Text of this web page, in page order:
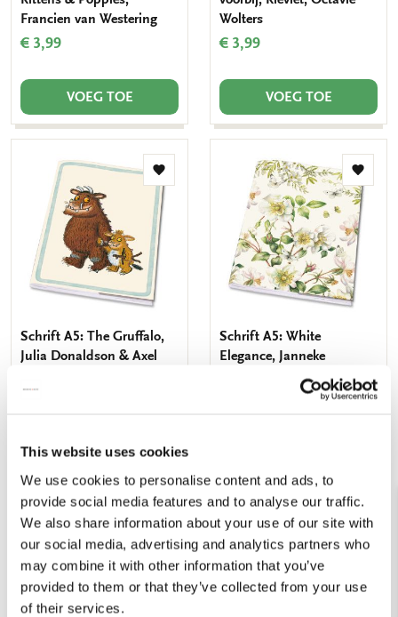
This website uses cookies
We use cookies to personalise content and ads, to
provide social media features and to analyse our traffic.
We also share information about your use of our site with
our social media, advertising and analytics partners who
may combine it with other information that you’ve
provided to them or that they’ve collected from your use
of their services.
Francien van Westering
€ 3,99
VOEG TOE
Wolters
€ 3,99
VOEG TOE
Toevoegen
aan
verlanglijst
Schrift A5: The Gruffalo,
Julia Donaldson & Axel
VOEG TOE
aan
Schrift A5: White
Elegance, Janneke
Brinkman-Salentijn
Toevoegen
aan
verlanglijst